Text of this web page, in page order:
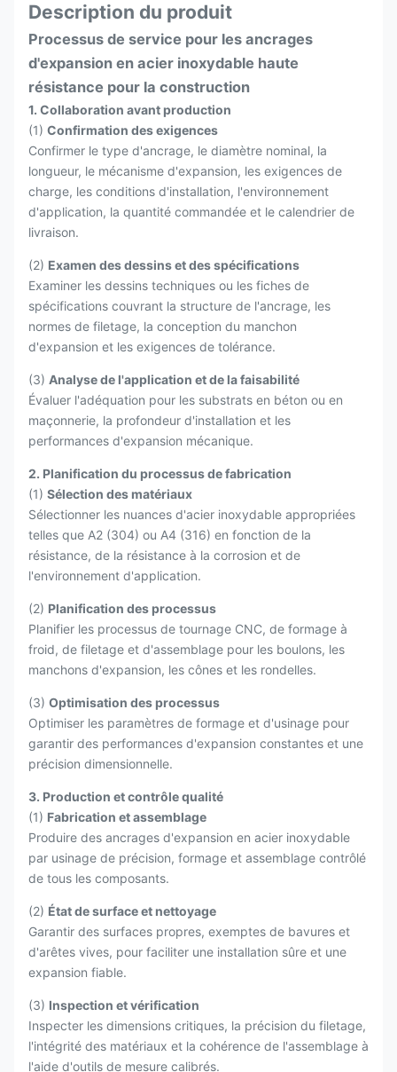
Description du produit
Processus de service pour les ancrages
d'expansion en acier inoxydable haute
résistance pour la construction
1. Collaboration avant production
(1) Confirmation des exigences
Confirmer le type d'ancrage, le diamètre nominal, la
longueur, le mécanisme d'expansion, les exigences de
charge, les conditions d'installation, l'environnement
d'application, la quantité commandée et le calendrier de
livraison.
(2) Examen des dessins et des spécifications
Examiner les dessins techniques ou les fiches de
spécifications couvrant la structure de l'ancrage, les
normes de filetage, la conception du manchon
d'expansion et les exigences de tolérance.
(3) Analyse de l'application et de la faisabilité
Évaluer l'adéquation pour les substrats en béton ou en
maçonnerie, la profondeur d'installation et les
performances d'expansion mécanique.
2. Planification du processus de fabrication
(1) Sélection des matériaux
Sélectionner les nuances d'acier inoxydable appropriées
telles que A2 (304) ou A4 (316) en fonction de la
résistance, de la résistance à la corrosion et de
l'environnement d'application.
(2) Planification des processus
Planifier les processus de tournage CNC, de formage à
froid, de filetage et d'assemblage pour les boulons, les
manchons d'expansion, les cônes et les rondelles.
(3) Optimisation des processus
Optimiser les paramètres de formage et d'usinage pour
garantir des performances d'expansion constantes et une
précision dimensionnelle.
3. Production et contrôle qualité
(1) Fabrication et assemblage
Produire des ancrages d'expansion en acier inoxydable
par usinage de précision, formage et assemblage contrôlé
de tous les composants.
(2) État de surface et nettoyage
Garantir des surfaces propres, exemptes de bavures et
d'arêtes vives, pour faciliter une installation sûre et une
expansion fiable.
(3) Inspection et vérification
Inspecter les dimensions critiques, la précision du filetage,
l'intégrité des matériaux et la cohérence de l'assemblage à
l'aide d'outils de mesure calibrés.